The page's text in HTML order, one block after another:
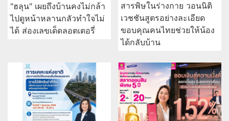
"ฮลุน" เผยถึงบ้านคงไม่กล้า
ไปดูหน้าหลานกลัวทำใจไม่
ได้ ส่องเลขเด็ดลอตเตอรี่
สารพิษในร่างกาย วอนนิติ
เวชชันสูตรอย่างละเอียด
ขอบคุณคนไทยช่วยให้น้อง
ได้กลับบ้าน